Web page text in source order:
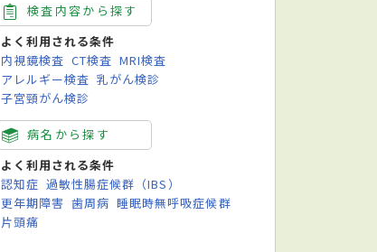
検査内容から探す
よく利用される条件
内視鏡検査 CT検査 MRI検査
アレルギー検査 乳がん検診
子宮頸がん検診
病名から探す
よく利用される条件
認知症 過敏性腸症候群（IBS）
更年期障害 歯周病 睡眠時無呼吸症候群
片頭痛